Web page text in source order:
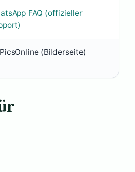
FAQ (offizieller
(Bilderseite)